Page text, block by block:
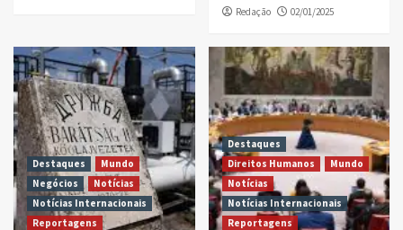
Redação 02/01/2025
Destaques
Mundo
Negócios
Notícias
Notícias Internacionais
Reportagens
Destaques
Direitos Humanos
Mundo
Notícias
Notícias Internacionais
Reportagens